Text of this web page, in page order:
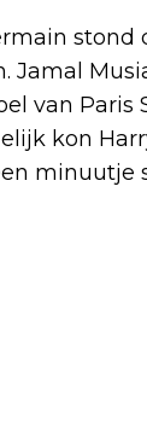
Jamal
van Paris
kon
minuutje